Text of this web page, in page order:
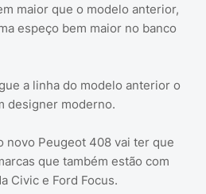
maior que o modelo anterior,
espeço bem maior no banco
a linha do modelo anterior o
designer moderno.
novo Peugeot 408 vai ter que
que também estão com
Civic e Ford Focus.